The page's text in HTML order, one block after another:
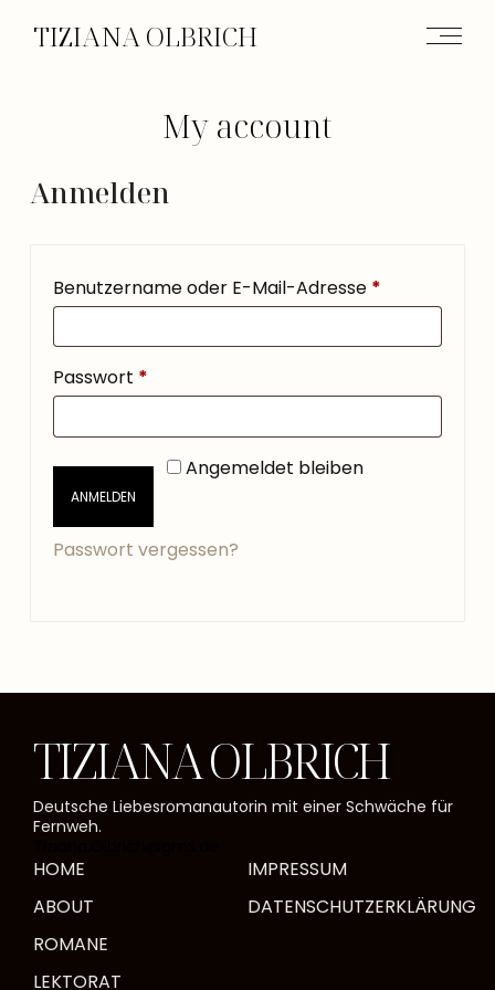
TIZIANA OLBRICH
My account
Anmelden
Benutzername oder E-Mail-Adresse *
Passwort *
Angemeldet bleiben
ANMELDEN
Passwort vergessen?
TIZIANA OLBRICH
Deutsche Liebesromanautorin mit einer Schwäche für
Fernweh.
HOME
ABOUT
ROMANE
LEKTORAT
IMPRESSUM
DATENSCHUTZERKLÄRUNG